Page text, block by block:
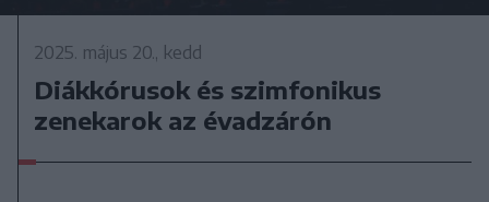
2025. május 20., kedd
Diákkórusok és szimfonikus
zenekarok az évadzárón